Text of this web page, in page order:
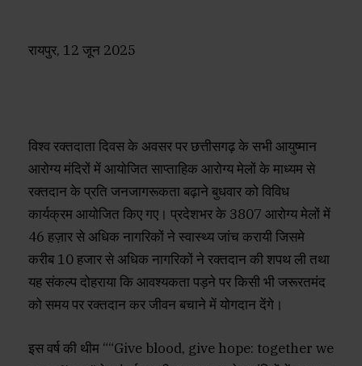
रायपुर, 12 जून 2025
विश्व रक्तदाता दिवस के अवसर पर छत्तीसगढ़ के सभी आयुष्मान
आरोग्य मंदिरों में आयोजित साप्ताहिक आरोग्य मेलों के माध्यम से
रक्तदान के प्रति जनजागरूकता बढ़ाने बुधवार को विविध
कार्यक्रम आयोजित किए गए। प्रदेशभर के 3807 आरोग्य मेलों में
46 हज़ार से अधिक नागरिकों ने स्वास्थ्य जांच करायी जिसमे
करीब 10 हजार से अधिक नागरिकों ने रक्तदान की शपथ ली तथा
यह संकल्प दोहराया कि आवश्यकता पड़ने पर किसी भी जरूरतमंद
को समय पर रक्तदान कर जीवन बचाने में योगदान देंगे।
इस वर्ष की थीम ““Give blood, give hope: together we